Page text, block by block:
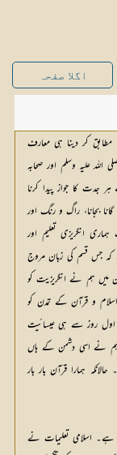
اگلا صفحہ
مطابق کر دینا ہی معارف
علیہ وسلم اور صحابہ
جدت کا جواز پیدا کرنا
گانا بجانا، راگ و رنگ اور
انگریزی تعلیم اور
کہ جس قسم کی زبان مروج
میں ہم نے انگریزیت کو
و قرآن کے تمدن کو
اول روز سے ہی عیسائیت
۱ قرار دے رکھا ہے ہم نے اسی دشمن کے ہاں
ہمارا قرآن بار بار
ہے۔ اسلامی تعلیمات نے